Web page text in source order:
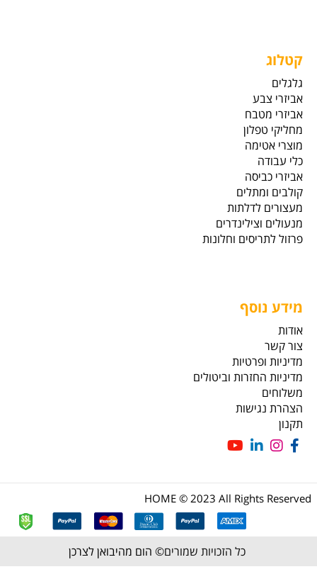
קטלוג
גלגלים
אביזרי צבע
אביזרי מטבח
מחליקי טפלון
מוצרי אטימה
כלי עבודה
אביזרי כביסה
קולבים ומתלים
מעצורים לדלתות
מנעולים וצילינדרים
פרזול לתריסים וחלונות
מידע נוסף
אודות
צור קשר
מדיניות ופרטיות
מדיניות החזרות וביטולים
משלוחים
הצהרת נגישות
תקנון
HOME © 2023 All Rights Reserved
כל הזכויות שמורים© הום מהיבואן לצרכן